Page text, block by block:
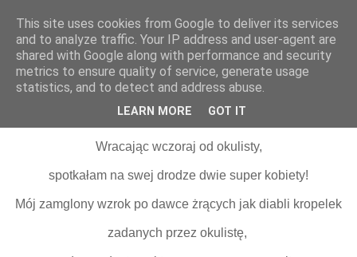
15 maja 2025
Nie jestesmy niewidzialne!
Wracając wczoraj od okulisty,
spotkałam na swej drodze dwie super kobiety!
Mój zamglony wzrok po dawce żrących jak diabli kropelek
zadanych przez okulistę,
This site uses cookies from Google to deliver its services
and to analyze traffic. Your IP address and user-agent are
shared with Google along with performance and security
metrics to ensure quality of service, generate usage
statistics, and to detect and address abuse.
LEARN MORE GOT IT